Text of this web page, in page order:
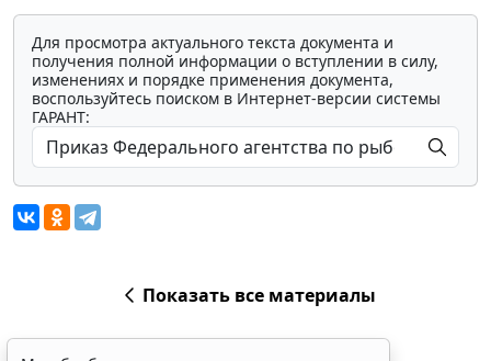
Для просмотра актуального текста документа и
получения полной информации о вступлении в силу,
изменениях и порядке применения документа,
воспользуйтесь поиском в Интернет-версии системы
ГАРАНТ:
Показать все материалы